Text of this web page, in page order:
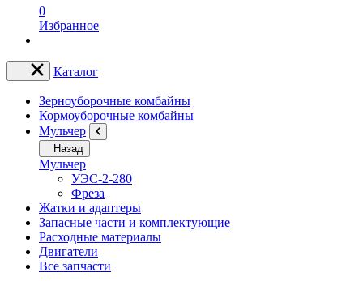
0
Избранное
Каталог
Зерноуборочные комбайны
Кормоуборочные комбайны
Мульчер
Назад
Мульчер
УЭС-2-280
Фреза
Жатки и адаптеры
Запасные части и комплектующие
Расходные материалы
Двигатели
Все запчасти